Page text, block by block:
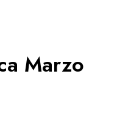
Marzo